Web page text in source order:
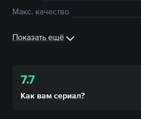
Макс. качество
Показать ещё
7.7
Как вам сериал?